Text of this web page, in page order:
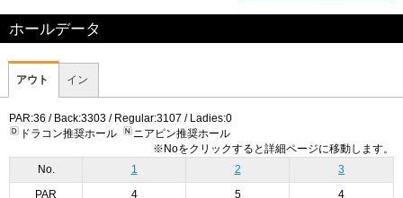
ホールデータ
アウト イン
PAR:36 / Back:3303 / Regular:3107 / Ladies:0
ドラコン推奨ホール
ニアピン推奨ホール
※Noをクリックすると詳細ページに移動します。
No.
1 2 3
PAR 4 5 4